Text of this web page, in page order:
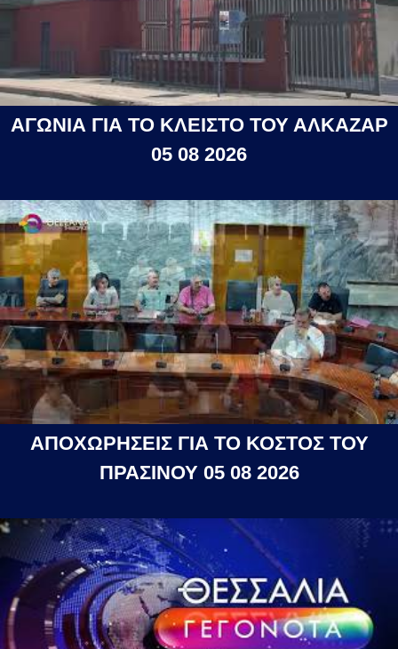
ΑΓΩΝΙΑ ΓΙΑ ΤΟ ΚΛΕΙΣΤΟ ΤΟΥ ΑΛΚΑΖΑΡ
05 08 2026
ΑΠΟΧΩΡΗΣΕΙΣ ΓΙΑ ΤΟ ΚΟΣΤΟΣ ΤΟΥ
ΠΡΑΣΙΝΟΥ 05 08 2026